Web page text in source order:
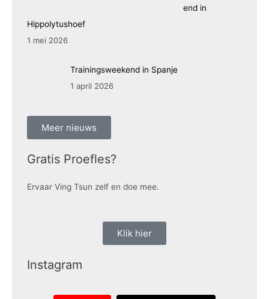
end in
Hippolytushoef
1 mei 2026
Trainingsweekend in Spanje
1 april 2026
Meer nieuws
Gratis Proefles?
Ervaar Ving Tsun zelf en doe mee.
Klik hier
Instagram